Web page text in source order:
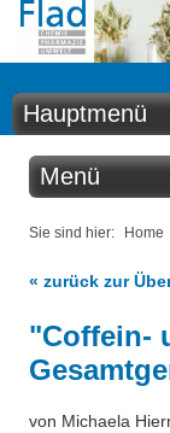
Hauptmenü
Home
Über uns
Besonderheiten
Menü
Eduthek
SuperLab - Das
Sie sind hier: Home
« zurück zur
"Coffein-
von Michaela